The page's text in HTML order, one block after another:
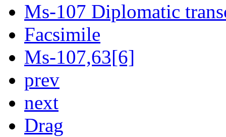
Ms-107 Diplomatic
Facsimile
Ms-107,63[6]
prev
next
Drag